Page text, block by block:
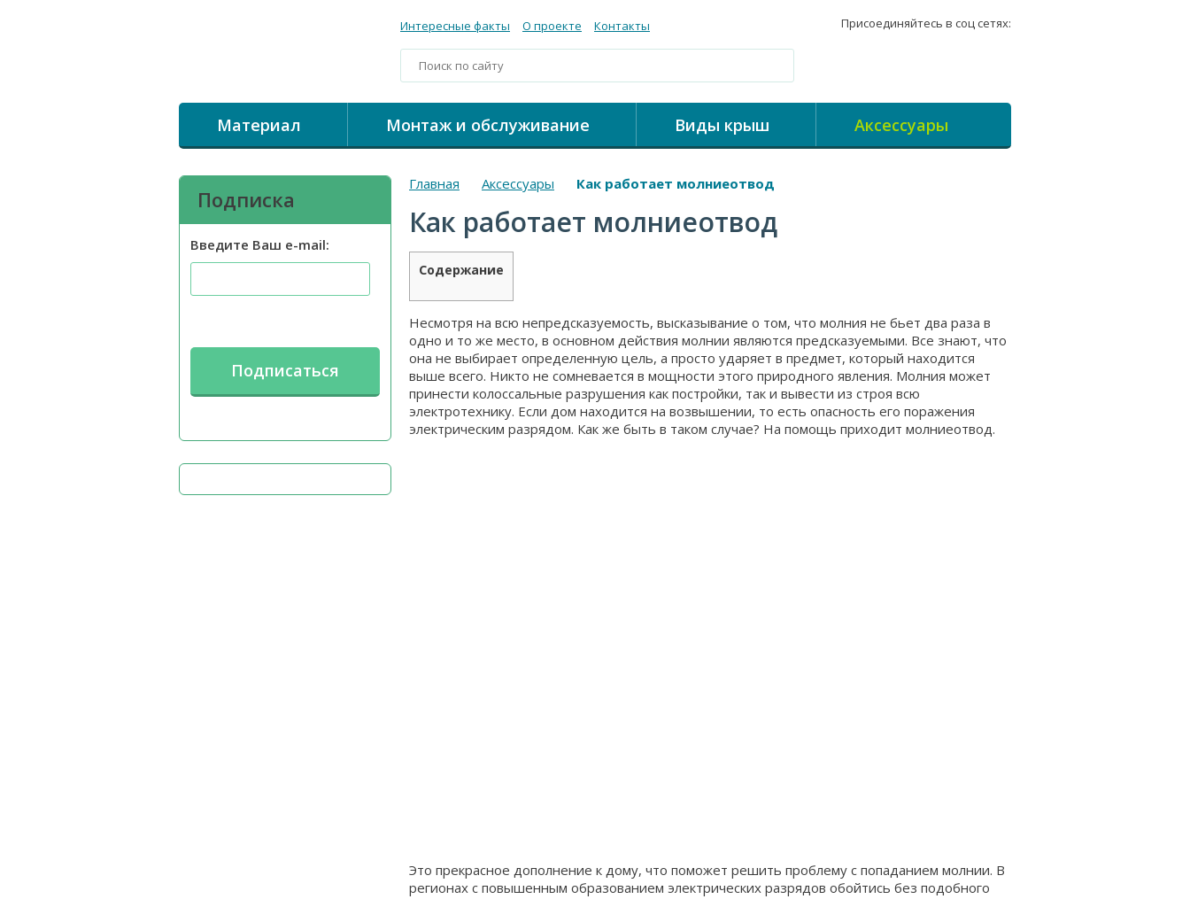
Интересные факты О проекте Контакты Присоединяйтесь в соц сетях:
Материал Монтаж и обслуживание Виды крыш Аксессуары
Главная Аксессуары Как работает молниеотвод
Как работает молниеотвод
Содержание
Несмотря на всю непредсказуемость, высказывание о том, что молния не бьет два раза в
одно и то же место, в основном действия молнии являются предсказуемыми. Все знают, что
она не выбирает определенную цель, а просто ударяет в предмет, который находится
выше всего. Никто не сомневается в мощности этого природного явления. Молния может
принести колоссальные разрушения как постройки, так и вывести из строя всю
электротехнику. Если дом находится на возвышении, то есть опасность его поражения
электрическим разрядом. Как же быть в таком случае? На помощь приходит молниеотвод.
Это прекрасное дополнение к дому, что поможет решить проблему с попаданием молнии. В
регионах с повышенным образованием электрических разрядов обойтись без подобного
Подписка
Введите Ваш e-mail: